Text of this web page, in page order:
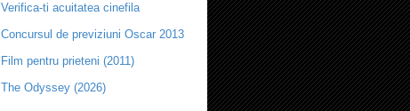
Verifica-ti acuitatea cinefila
Concursul de previziuni Oscar 2013
Film pentru prieteni (2011)
The Odyssey (2026)